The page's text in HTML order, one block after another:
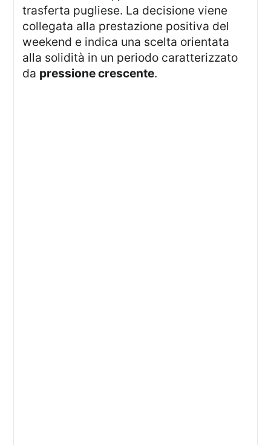
trasferta pugliese. La decisione viene
collegata alla prestazione positiva del
weekend e indica una scelta orientata
alla solidità in un periodo caratterizzato
da pressione crescente.